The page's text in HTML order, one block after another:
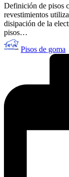
Definición de pisos
revestimientos
disipación de la
pisos…
Publicado
por
Pisos de goma